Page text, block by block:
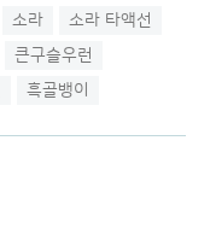
소라
소라 타액선
큰구슬우런
흑골뱅이